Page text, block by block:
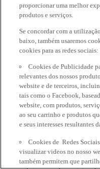
proporcionar uma melhor
produtos e serviços.
Se concordar com a
baixo, também usaremos
cookies para as redes sociais:
Cookies de Publicidade
relevantes dos nossos
website e de terceiros,
tais como o Facebook,
website, com produtos,
ao seu carrinho e produtos
e seus interesses resultantes
Cookies de Redes
visualizar videos no nosso
também permitem que